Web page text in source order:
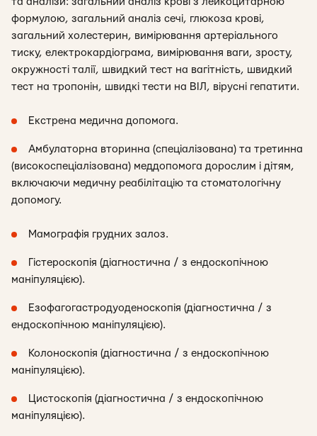
формулою, загальний аналіз сечі, глюкоза крові,
загальний холестерин, вимірювання артеріального
тиску, електрокардіограма, вимірювання ваги, зросту,
окружності талії, швидкий тест на вагітність, швидкий
тест на тропонін, швидкі тести на ВІЛ, вірусні гепатити.
Екстрена медична допомога.
Амбулаторна вторинна (спеціалізована) та третинна
(високоспеціалізована) меддопомога дорослим і дітям,
включаючи медичну реабілітацію та стоматологічну
допомогу.
Мамографія грудних залоз.
Гістероскопія (діагностична / з ендоскопічною
маніпуляцією).
Езофагогастродуоденоскопія (діагностична / з
ендоскопічною маніпуляцією).
Колоноскопія (діагностична / з ендоскопічною
маніпуляцією).
Цистоскопія (діагностична / з ендоскопічною
маніпуляцією).